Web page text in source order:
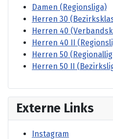
Damen (Regionsliga)
Herren 30
Herren 40
Herren 40 II
Herren 50
Herren 50 II
Externe Links
Instagram